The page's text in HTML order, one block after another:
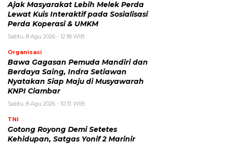
Ajak Masyarakat Lebih Melek Perda
Lewat Kuis Interaktif pada Sosialisasi
Perda Koperasi & UMKM
Sabtu, 8 Agu 2026 - 12:18 WIB
Organisasi
Bawa Gagasan Pemuda Mandiri dan
Berdaya Saing, Indra Setiawan
Nyatakan Siap Maju di Musyawarah
KNPI Ciambar
Sabtu, 8 Agu 2026 - 10:31 WIB
TNI
Gotong Royong Demi Setetes
Kehidupan, Satgas Yonif 2 Marinir